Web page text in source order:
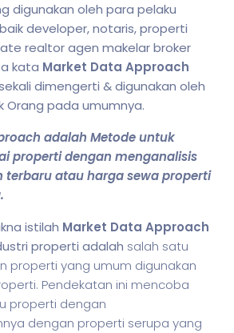
digunakan oleh para pelaku
developer, notaris, properti
realtor agen makelar broker
kata Market Data Approach
dimengerti & digunakan oleh
Orang pada umumnya.
adalah Metode untuk
properti dengan menganalisis
terbaru atau harga sewa properti
istilah Market Data Approach
properti adalah salah satu
properti yang umum digunakan
Pendekatan ini mencoba
properti dengan
dengan properti serupa yang